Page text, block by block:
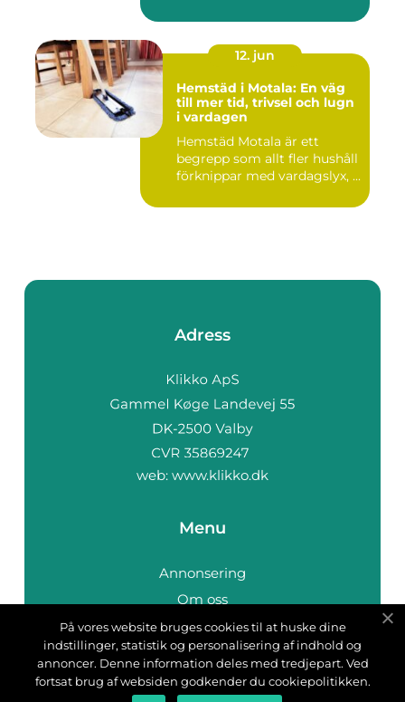
12. jun
Hemstäd i Motala: En väg
till mer tid, trivsel och lugn
i vardagen
Hemstäd Motala är ett
begrepp som allt fler hushåll
förknippar med vardagslyx, ...
Adress
web: www.klikko.dk
Menu
Annonsering
Om oss
Cookies
Kontakta oss
Sitemap
På vores website bruges cookies til at huske dine
indstillinger, statistik og personalisering af indhold og
annoncer. Denne information deles med tredjepart. Ved
fortsat brug af websiden godkender du cookiepolitikken.